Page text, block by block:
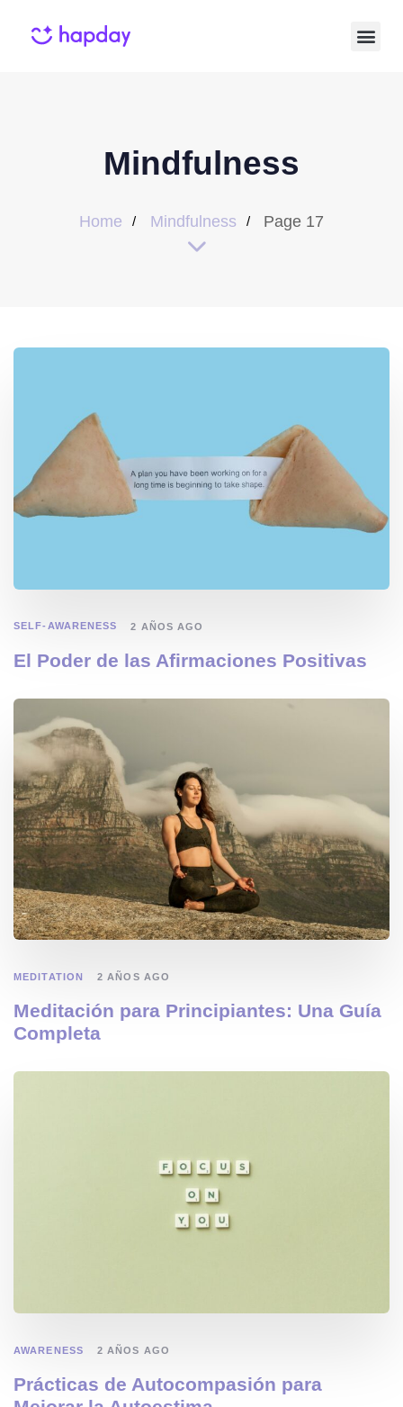
Mindfulness
Home Mindfulness Page 17
SELF-AWARENESS 2 AÑOS AGO
El Poder de las Afirmaciones Positivas
MEDITATION 2 AÑOS AGO
Meditación para Principiantes: Una Guía
Completa
AWARENESS 2 AÑOS AGO
Prácticas de Autocompasión para